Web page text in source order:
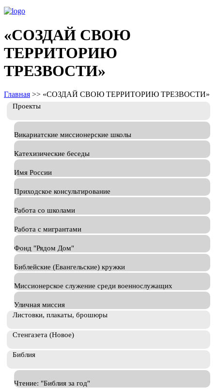
«СОЗДАЙ СВОЮ
ТЕРРИТОРИЮ
ТРЕЗВОСТИ»
Главная >> «СОЗДАЙ СВОЮ ТЕРРИТОРИЮ ТРЕЗВОСТИ»
Проекты
Викариатские миссионерские школы
Катехизические беседы
Имя России
Приходское консультирование
Работа со школами
Работа с мигрантами
Фонд "Рядом Дом"
Библейские (Евангельские) кружки
Миссионерское служение среди военнослужащих
Уличная миссия
Листовки, плакаты, брошюры
Стенгазета (Новое)
Библия
Чтение: "Библия за год"